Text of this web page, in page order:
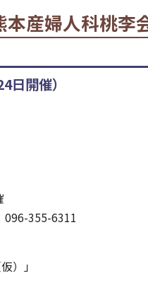
本産婦人科桃李
日開催）
355-6311
）」